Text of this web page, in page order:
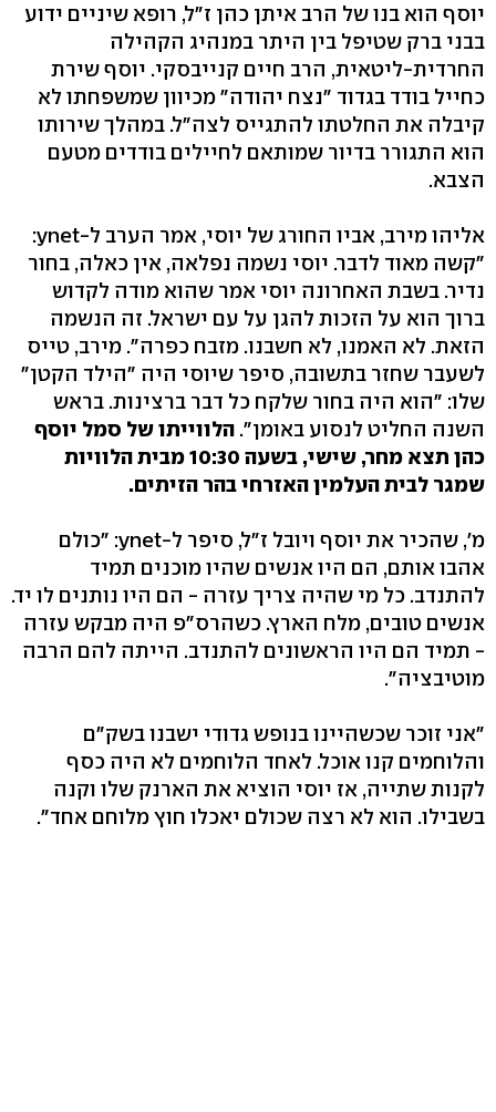
יוסף הוא בנו של הרב איתן כהן ז"ל, רופא שיניים ידוע
בבני ברק שטיפל בין היתר במנהיג הקהילה
החרדית-ליטאית, הרב חיים קנייבסקי. יוסף שירת
כחייל בודד בגדוד "נצח יהודה" מכיוון שמשפחתו לא
קיבלה את החלטתו להתגייס לצה"ל. במהלך שירותו
הוא התגורר בדיור שמותאם לחיילים בודדים מטעם
הצבא.
אליהו מירב, אביו החורג של יוסי, אמר הערב ל-ynet:
"קשה מאוד לדבר. יוסי נשמה נפלאה, אין כאלה, בחור
נדיר. בשבת האחרונה יוסי אמר שהוא מודה לקדוש
ברוך הוא על הזכות להגן על עם ישראל. זה הנשמה
הזאת. לא האמנו, לא חשבנו. מזבח כפרה". מירב, טייס
לשעבר שחזר בתשובה, סיפר שיוסי היה "הילד הקטן"
שלו: "הוא היה בחור שלקח כל דבר ברצינות. בראש
השנה החליט לנסוע באומן". הלווייתו של סמל יוסף
כהן תצא מחר, שישי, בשעה 10:30 מבית הלוויות
שמגר לבית העלמין האזרחי בהר הזיתים.
מ', שהכיר את יוסף ויובל ז"ל, סיפר ל-ynet: "כולם
אהבו אותם, הם היו אנשים שהיו מוכנים תמיד
להתנדב. כל מי שהיה צריך עזרה - הם היו נותנים לו יד.
אנשים טובים, מלח הארץ. כשהרס"פ היה מבקש עזרה
- תמיד הם היו הראשונים להתנדב. הייתה להם הרבה
מוטיבציה".
"אני זוכר שכשהיינו בנופש גדודי ישבנו בשק"ם
והלוחמים קנו אוכל. לאחד הלוחמים לא היה כסף
לקנות שתייה, אז יוסי הוציא את הארנק שלו וקנה
בשבילו. הוא לא רצה שכולם יאכלו חוץ מלוחם אחד".